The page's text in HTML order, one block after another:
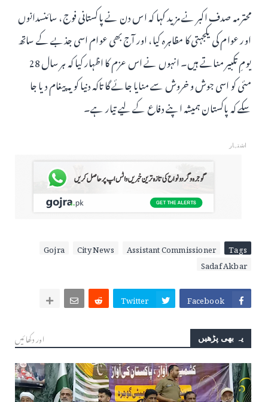
محترمہ صدف اکبر نے مزید کہا کہ اس دن نے پاکستانی فوج، سائنسدانوں
اور عوام کی یکجہتی کا مظاہرہ کیا، اور آج بھی عوام اسی جذبے کے ساتھ
یومِ تکبیر مناتے ہیں۔ انہوں نے اس عزم کا اظہار کیا کہ ہر سال 28
مئی کو اسی جوش و خروش سے منایا جائے گا تاکہ دنیا کو یہ پیغام دیا جا
سکے کہ پاکستان ہمیشہ اپنے دفاع کے لیے تیار ہے۔
اشتہار
Tags
Assistant Commissioner
City News
Gojra
Sadaf Akbar
Facebook
Twitter
یہ بھی پڑھیں اور دکھائیں